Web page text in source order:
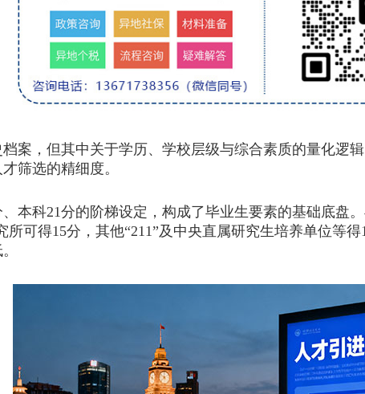
，但其中关于学历、学校层级与综合素质的量化逻
筛选的精细度。
科21分的阶梯设定，构成了毕业生要素的基础底盘。
所可得15分，其他“211”及中央直属研究生培养单位等